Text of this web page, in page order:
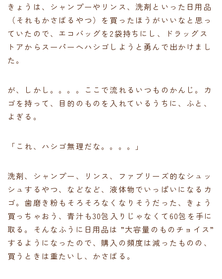
きょうは、シャンプーやリンス、洗剤といった日用品
（それもかさばるやつ）を買ったほうがいいなと思っ
ていたので、エコバッグを2袋持ちにし、ドラッグス
トアからスーパーへハシゴしようと勇んで出かけまし
た。
が、しかし。。。。ここで流れるいつものかんじ。カ
ゴを持って、目的のものを入れているうちに、ふと、
よぎる。
「これ、ハシゴ無理だな。。。。」
洗剤、シャンプー、リンス、ファブリーズ的なシュッ
シュするやつ、などなど、液体物でいっぱいになるカ
ゴ。歯磨き粉もそろそろなくなりそうだった、きょう
買っちゃおう、青汁も30包入りじゃなくて60包を手に
取る。そんなふうに日用品は ”大容量のものチョイス”
するようになったので、購入の頻度は減ったものの、
買うときは重たいし、かさばる。